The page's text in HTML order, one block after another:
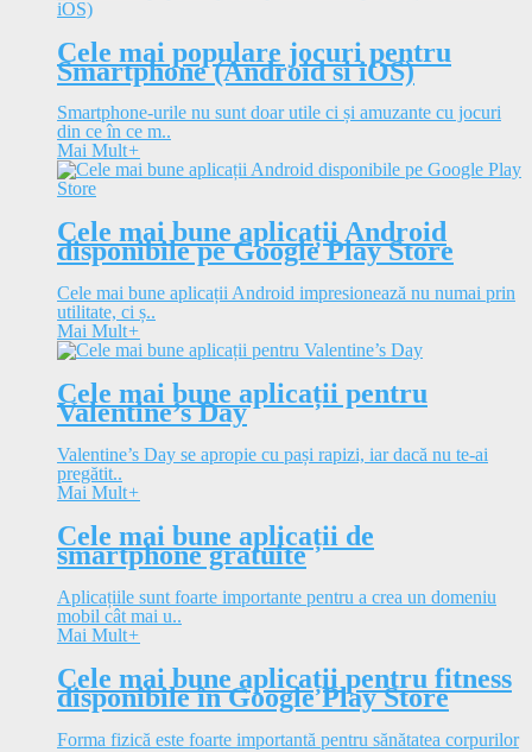
Cele mai populare jocuri pentru
Smartphone (Android si iOS)
Smartphone-urile nu sunt doar utile ci și amuzante cu jocuri
din ce în ce m..
Mai Mult+
Cele mai bune aplicații Android
disponibile pe Google Play Store
Cele mai bune aplicații Android impresionează nu numai prin
utilitate, ci ș..
Mai Mult+
Cele mai bune aplicații pentru
Valentine’s Day
Valentine’s Day se apropie cu pași rapizi, iar dacă nu te-ai
pregătit..
Mai Mult+
Cele mai bune aplicații de
smartphone gratuite
Aplicațiile sunt foarte importante pentru a crea un domeniu
mobil cât mai u..
Mai Mult+
Cele mai bune aplicații pentru fitness
disponibile în Google Play Store
Forma fizică este foarte importantă pentru sănătatea corpurilor